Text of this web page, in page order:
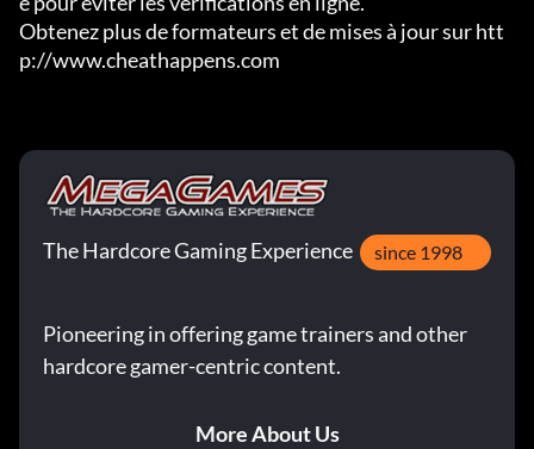
Obtenez plus de formateurs et de mises à jour sur htt
p://www.cheathappens.com
The Hardcore Gaming Experience since 1998
Pioneering in offering game trainers and other
hardcore gamer-centric content.
More About Us